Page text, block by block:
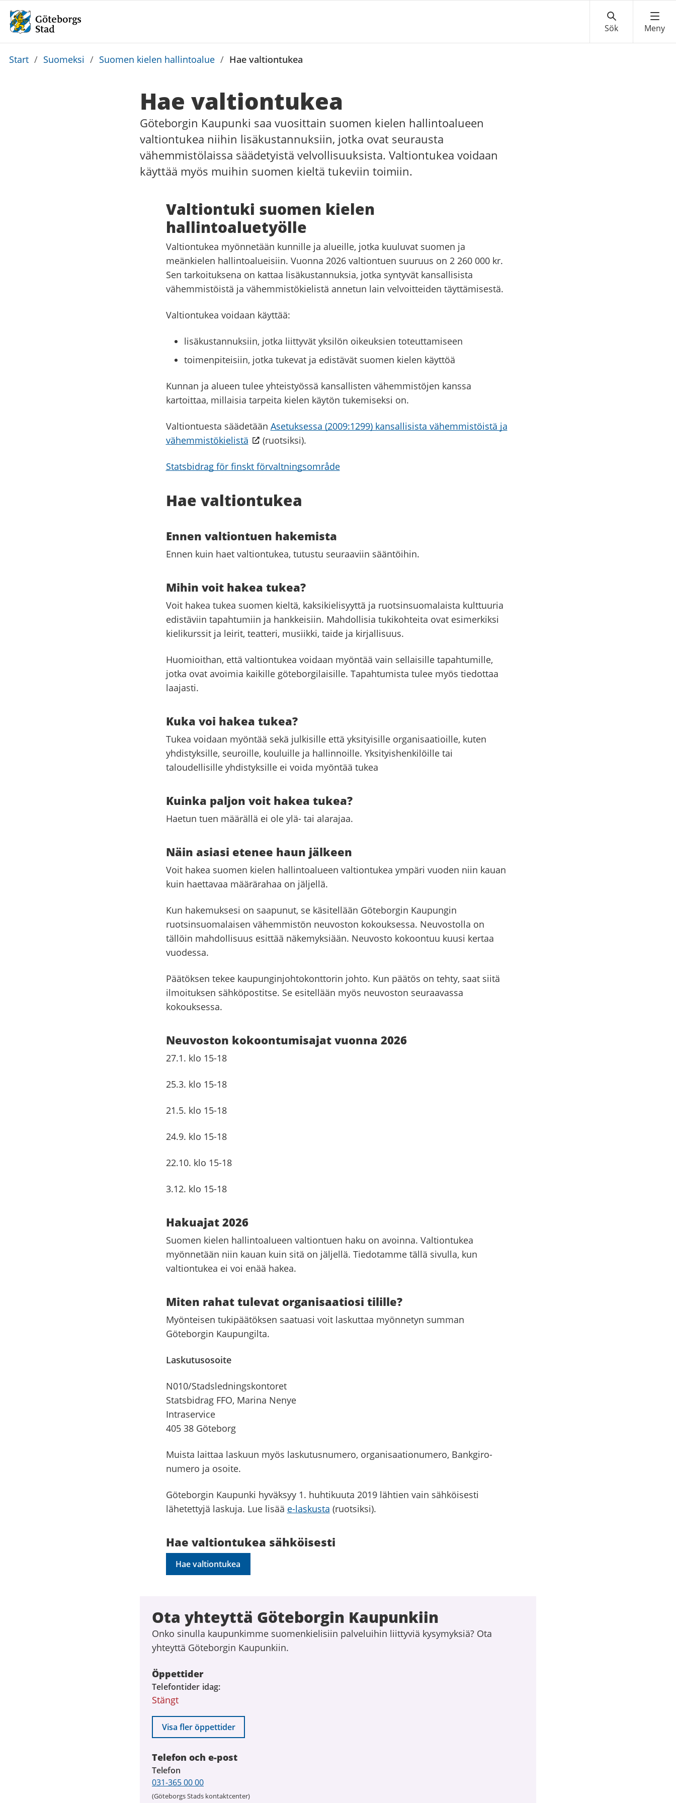
Du
Start / Suomeksi / Suomen kielen hallintoalue / Hae valtiontukea
Hae valtiontukea
Göteborgin Kaupunki saa vuosittain suomen kielen hallintoalueen
valtiontukea niihin lisäkustannuksiin, jotka ovat seurausta
vähemmistölaissa säädetyistä velvollisuuksista. Valtiontukea voidaan
käyttää myös muihin suomen kieltä tukeviin toimiin.
Valtiontuki suomen kielen
hallintoaluetyölle
Valtiontukea myönnetään kunnille ja alueille, jotka kuuluvat suomen ja
meänkielen hallintoalueisiin. Vuonna 2026 valtiontuen suuruus on 2 260 000 kr.
Sen tarkoituksena on kattaa lisäkustannuksia, jotka syntyvät kansallisista
vähemmistöistä ja vähemmistökielistä annetun lain velvoitteiden täyttämisestä.
Valtiontukea voidaan käyttää:
lisäkustannuksiin, jotka liittyvät yksilön oikeuksien toteuttamiseen
toimenpiteisiin, jotka tukevat ja edistävät suomen kielen käyttöä
Kunnan ja alueen tulee yhteistyössä kansallisten vähemmistöjen kanssa
kartoittaa, millaisia tarpeita kielen käytön tukemiseksi on.
Valtiontuesta säädetään Asetuksessa (2009:1299) kansallisista vähemmistöistä ja
vähemmistökielistä
(ruotsiksi).
Statsbidrag för finskt förvaltningsområde
Hae valtiontukea
Ennen valtiontuen hakemista
Ennen kuin haet valtiontukea, tutustu seuraaviin sääntöihin.
Mihin voit hakea tukea?
Voit hakea tukea suomen kieltä, kaksikielisyyttä ja ruotsinsuomalaista kulttuuria
edistäviin tapahtumiin ja hankkeisiin. Mahdollisia tukikohteita ovat esimerkiksi
kielikurssit ja leirit, teatteri, musiikki, taide ja kirjallisuus.
Huomioithan, että valtiontukea voidaan myöntää vain sellaisille tapahtumille,
jotka ovat avoimia kaikille göteborgilaisille. Tapahtumista tulee myös tiedottaa
laajasti.
Kuka voi hakea tukea?
Tukea voidaan myöntää sekä julkisille että yksityisille organisaatioille, kuten
yhdistyksille, seuroille, kouluille ja hallinnoille. Yksityishenkilöille tai
taloudellisille yhdistyksille ei voida myöntää tukea
Kuinka paljon voit hakea tukea?
Haetun tuen määrällä ei ole ylä- tai alarajaa.
Näin asiasi etenee haun jälkeen
Voit hakea suomen kielen hallintoalueen valtiontukea ympäri vuoden niin kauan
kuin haettavaa määrärahaa on jäljellä.
Kun hakemuksesi on saapunut, se käsitellään Göteborgin Kaupungin
ruotsinsuomalaisen vähemmistön neuvoston kokouksessa. Neuvostolla on
tällöin mahdollisuus esittää näkemyksiään. Neuvosto kokoontuu kuusi kertaa
vuodessa.
Päätöksen tekee kaupunginjohtokonttorin johto. Kun päätös on tehty, saat siitä
ilmoituksen sähköpostitse. Se esitellään myös neuvoston seuraavassa
kokouksessa.
Neuvoston kokoontumisajat vuonna 2026
27.1. klo 15-18
25.3. klo 15-18
21.5. klo 15-18
24.9. klo 15-18
22.10. klo 15-18
3.12. klo 15-18
Hakuajat 2026
Suomen kielen hallintoalueen valtiontuen haku on avoinna. Valtiontukea
myönnetään niin kauan kuin sitä on jäljellä. Tiedotamme tällä sivulla, kun
valtiontukea ei voi enää hakea.
Miten rahat tulevat organisaatiosi tilille?
Myönteisen tukipäätöksen saatuasi voit laskuttaa myönnetyn summan
Göteborgin Kaupungilta.
Laskutusosoite
N010/Stadsledningskontoret
Statsbidrag FFO, Marina Nenye
Intraservice
405 38 Göteborg
Muista laittaa laskuun myös laskutusnumero, organisaationumero, Bankgiro-
numero ja osoite.
Göteborgin Kaupunki hyväksyy 1. huhtikuuta 2019 lähtien vain sähköisesti
lähetettyjä laskuja. Lue lisää e-laskusta (ruotsiksi).
Hae valtiontukea sähköisesti
Hae valtiontukea
Ota yhteyttä Göteborgin Kaupunkiin
Onko sinulla kaupunkimme suomenkielisiin palveluihin liittyviä kysymyksiä? Ota
yhteyttä Göteborgin Kaupunkiin.
Öppettider
Telefontider idag
Stängt
Visa fler öppettider
Telefon och e-post
Telefon
031-365 00 00
(Göteborgs Stads kontaktcenter)